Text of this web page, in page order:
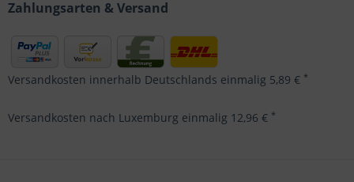
Zahlungsarten & Versand
Versandkosten innerhalb Deutschlands einmalig 5,89 € *
Versandkosten nach Luxemburg einmalig 12,96 € *